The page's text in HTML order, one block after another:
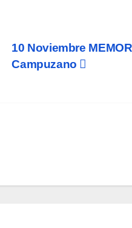
10 Noviembre
Campuzano